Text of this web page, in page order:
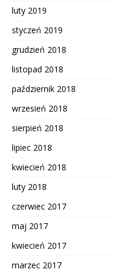
luty 2019
styczeń 2019
grudzień 2018
listopad 2018
październik 2018
wrzesień 2018
sierpień 2018
lipiec 2018
kwiecień 2018
luty 2018
czerwiec 2017
maj 2017
kwiecień 2017
marzec 2017